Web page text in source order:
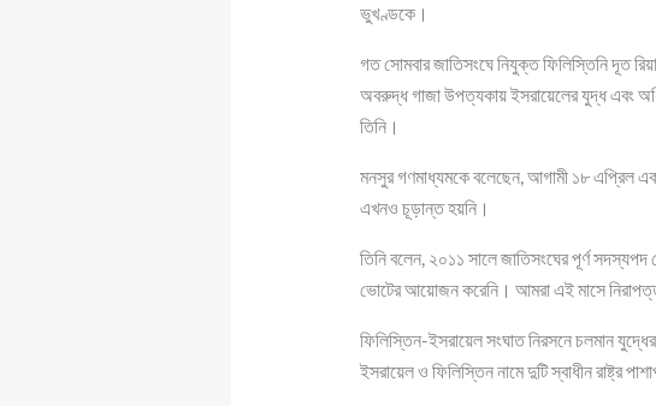
ভুখণ্ডকে।
গত সোমবার জাতিসংঘে নিযুক্ত ফিলিস্তিনি দূত
অবরুদ্ধ গাজা উপত্যকায় ইসরায়েলের যুদ্ধ এবং
তিনি।
মনসুর গণমাধ্যমকে বলেছেন, আগামী ১৮ এপ্রিল
এখনও চূড়ান্ত হয়নি।
তিনি বলেন, ২০১১ সালে জাতিসংঘের পূর্ণ
ভোটের আয়োজন করেনি। আমরা এই মাসে
ফিলিস্তিন-ইসরায়েল সংঘাত নিরসনে চলমান
ইসরায়েল ও ফিলিস্তিন নামে দুটি স্বাধীন রাষ্ট্র